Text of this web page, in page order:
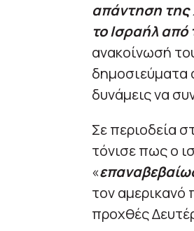
απάντηση της
το Ισραήλ
ανακοίνωσή
δημοσιεύματα
δυνάμεις να
Σε περιοδεία
τόνισε πως ο
«
τον αμερικανό
προχθές